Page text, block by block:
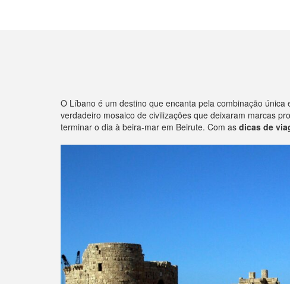
O Líbano é um destino que encanta pela combinação
verdadeiro mosaico de civilizações que deixaram marcas
terminar o dia à beira-mar em Beirute. Com as dicas de